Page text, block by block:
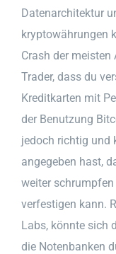
Datenarchitektur
kryptowährungen
Crash der
Trader, dass du
Kreditkarten mit
der Benutzung
jedoch richtig und
angegeben hast,
weiter
verfestigen kann.
Labs, könnte sich
die Notenbanken